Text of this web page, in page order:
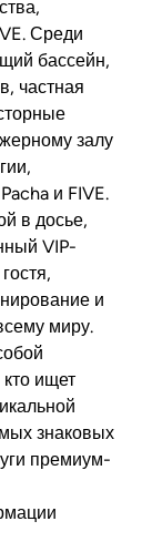
Среди
бассейн,
частная
залу
и FIVE.
в досье,
VIP-
и
миру.
ищет
знаковых
премиум-